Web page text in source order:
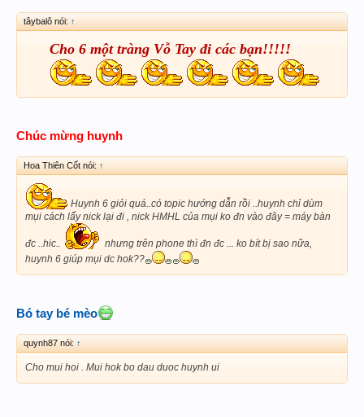
tâybalô nói: ↑
Cho 6 một tràng Vỗ Tay đi các bạn!!!!!
Chúc mừng huynh
Hoa Thiên Cốt nói: ↑
Huynh 6 giỏi quá..có topic hướng dẫn rồi ..huynh chỉ dùm
mụi cách lấy nick lại đi , nick HMHL của mụi ko đn vào đây = máy bàn
đc ..hic..
nhưng trên phone thì đn đc ... ko bít bị sao nữa,
huynh 6 giúp mụi dc hok??
Bó tay bé mèo
quynh87 nói: ↑
Cho mui hoi . Mui hok bo dau duoc huynh ui